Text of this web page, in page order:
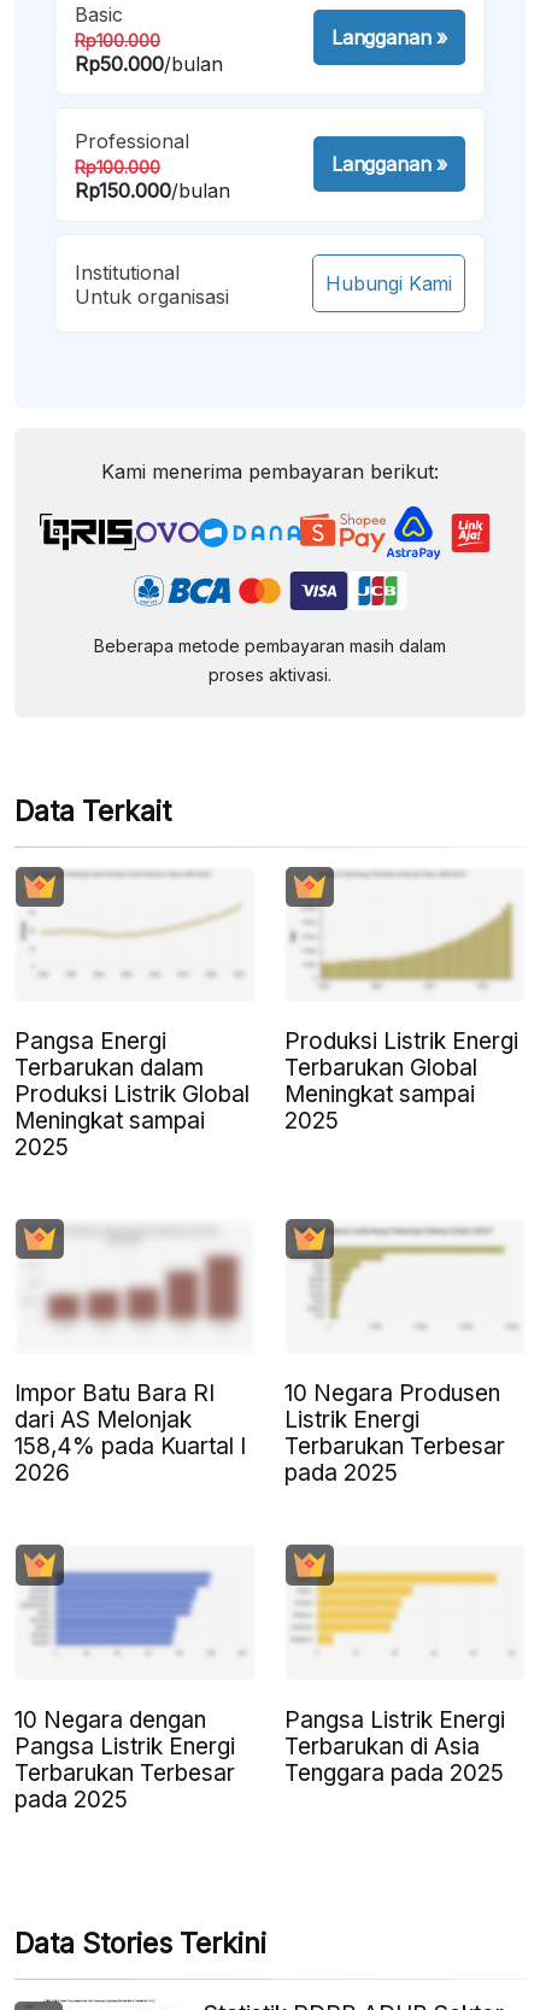
Basic
Rp100.000
Rp50.000/bulan
Langganan»
Professional
Rp100.000
Rp150.000/bulan
Langganan»
Institutional
Untuk organisasi
Hubungi Kami
Kami menerima pembayaran berikut:
Beberapa metode pembayaran masih dalam
proses aktivasi.
Data Terkait
Pangsa Energi
Terbarukan dalam
Produksi Listrik Global
Meningkat sampai
2025
Produksi Listrik Energi
Terbarukan Global
Meningkat sampai
2025
Impor Batu Bara RI
dari AS Melonjak
158,4% pada Kuartal I
2026
10 Negara Produsen
Listrik Energi
Terbarukan Terbesar
pada 2025
10 Negara dengan
Pangsa Listrik Energi
Terbarukan Terbesar
pada 2025
Pangsa Listrik Energi
Terbarukan di Asia
Tenggara pada 2025
Data Stories Terkini